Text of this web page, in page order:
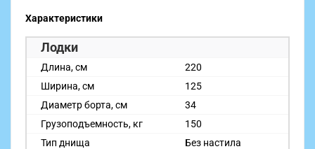
Характеристики
Лодки
Длина, см
220
Ширина, см
125
Диаметр борта, см
34
Грузоподъемность, кг
150
Тип днища
Без настила